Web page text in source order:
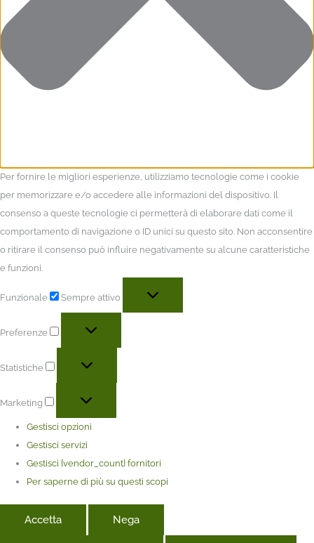
Per fornire le migliori esperienze, utilizziamo tecnologie come i cookie
per memorizzare e/o accedere alle informazioni del dispositivo. Il
consenso a queste tecnologie ci permetterà di elaborare dati come il
comportamento di navigazione o ID unici su questo sito. Non acconsentire
o ritirare il consenso può influire negativamente su alcune caratteristiche
e funzioni.
Funzionale Sempre attivo
Preferenze
Statistiche
Marketing
Gestisci opzioni
Gestisci servizi
Gestisci {vendor_count} fornitori
Per saperne di più su questi scopi
Accetta Nega